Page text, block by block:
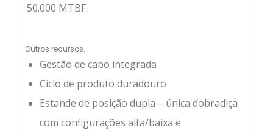
50.000 MTBF.
Outros recursos.
Gestão de cabo integrada
Ciclo de produto duradouro
Estande de posição dupla – única dobradiça
com configurações alta/baixa e